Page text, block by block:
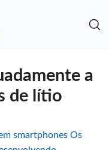
a
de lítio
smartphones Os